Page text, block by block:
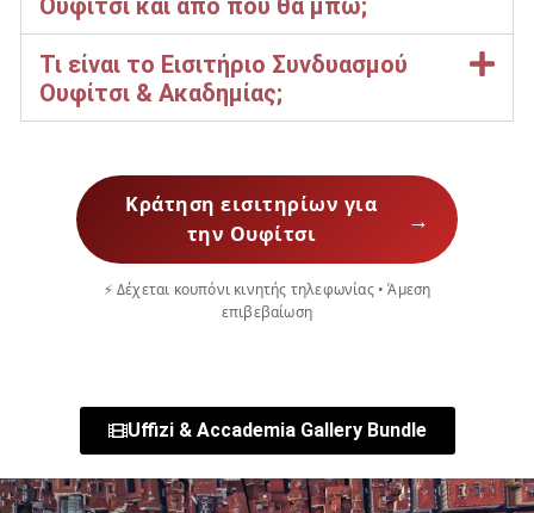
Ουφίτσι και από πού θα μπω;
Τι είναι το Εισιτήριο Συνδυασμού
Ουφίτσι & Ακαδημίας;
Κράτηση εισιτηρίων για
την Ουφίτσι
→
⚡ Δέχεται κουπόνι κινητής τηλεφωνίας • Άμεση
επιβεβαίωση
Uffizi & Accademia Gallery Bundle